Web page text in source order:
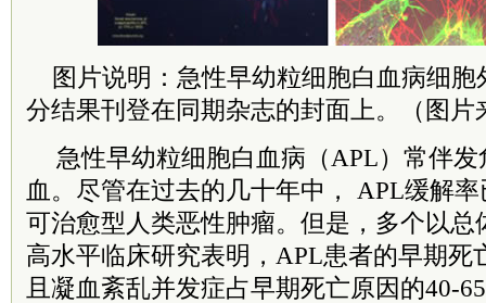
图片说明：急性早幼粒细胞白血病细胞
分结果刊登在同期杂志的封面上。（图片
急性早幼粒细胞白血病（APL）常伴
血。尽管在过去的几十年中， APL缓解
可治愈型人类恶性肿瘤。但是，多个以总
高水平临床研究表明，APL患者的早期死
且凝血紊乱并发症占早期死亡原因的40-